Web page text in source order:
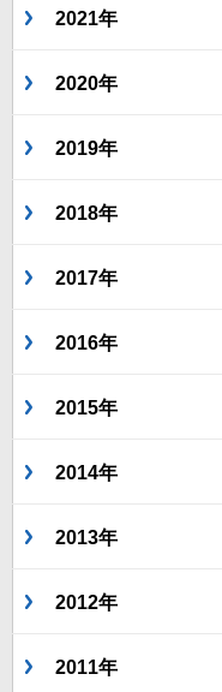
2021年
2020年
2019年
2018年
2017年
2016年
2015年
2014年
2013年
2012年
2011年